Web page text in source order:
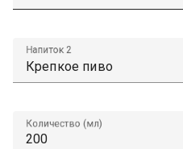
Напиток 2
Количество (мл)